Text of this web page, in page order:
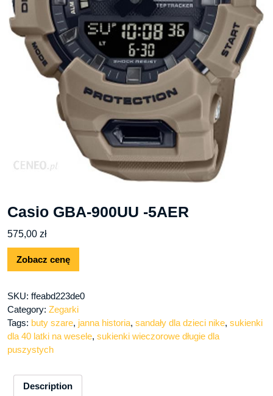
Casio GBA-900UU -5AER
575,00 zł
Zobacz cenę
SKU: ffeabd223de0
Category: Zegarki
Tags: buty szare, janna historia, sandały dla dzieci nike, sukienki
dla 40 latki na wesele, sukienki wieczorowe długie dla
puszystych
Description